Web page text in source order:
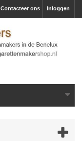
Inloggen
Contacteer ons